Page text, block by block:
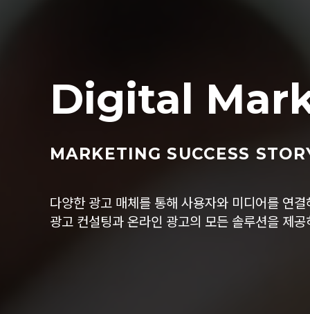
Digital
MARKETING SUCCESS
다양한 광고 매체를 통해 사용자와 미디어를 연결
광고 컨설팅과 온라인 광고의 모든 솔루션을 제